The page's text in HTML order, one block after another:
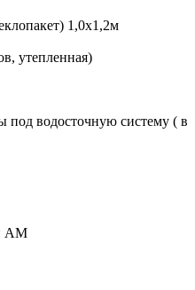
1,0х1,2м
утепленная)
под водосточную систему ( в
АМ